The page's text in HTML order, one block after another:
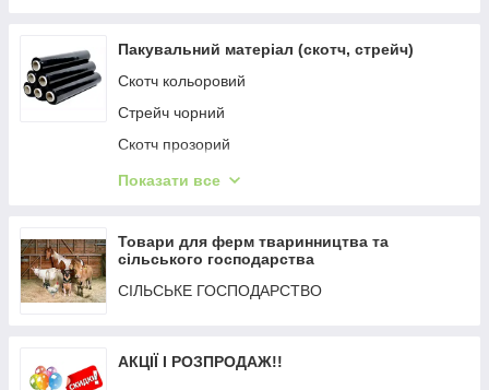
Пакувальний матеріал (скотч, стрейч)
Скотч кольоровий
Стрейч чорний
Скотч прозорий
Стрейч харчовий
Показати все
Товари для ферм тваринництва та
сільського господарства
СІЛЬСЬКЕ ГОСПОДАРСТВО
АКЦІЇ І РОЗПРОДАЖ!!